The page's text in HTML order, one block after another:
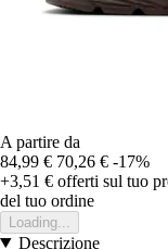
A partire da
84,99 € 70,26 € -17%
+3,51 € offerti sul tuo
del tuo ordine
Loading...
Descrizione